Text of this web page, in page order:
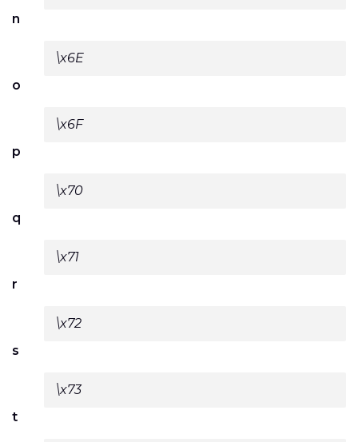
n
\x6E
o
\x6F
p
\x70
q
\x71
r
\x72
s
\x73
t